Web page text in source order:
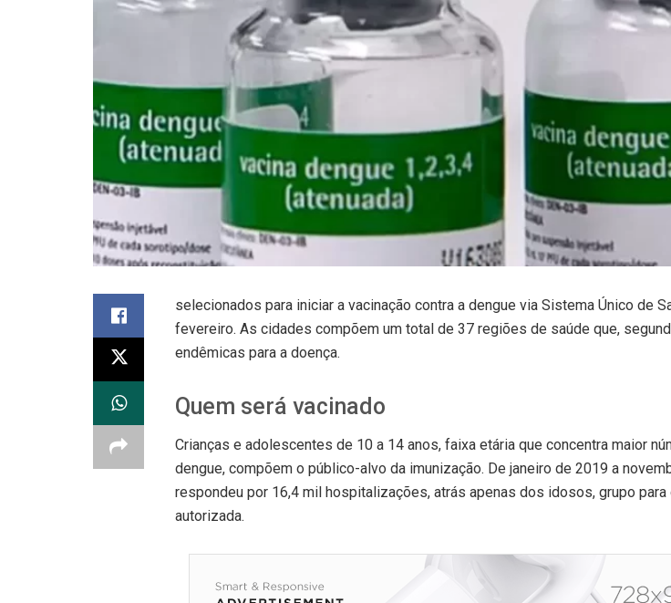
selecionados para iniciar a vacinação contra a dengue via Sistema Único de
fevereiro. As cidades compõem um total de 37 regiões de saúde que,
endêmicas para a doença.
Quem será vacinado
Crianças e adolescentes de 10 a 14 anos, faixa etária que concentra maior
dengue, compõem o público-alvo da imunização. De janeiro de 2019 a
respondeu por 16,4 mil hospitalizações, atrás apenas dos idosos, grupo para
autorizada.